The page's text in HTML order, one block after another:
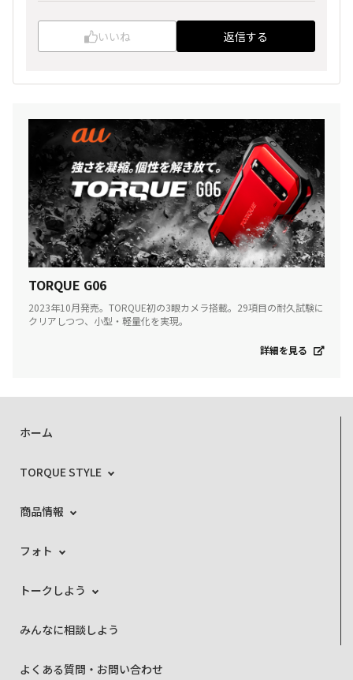
いいね 返信する
TORQUE G06
2023年10月発売。TORQUE初の3眼カメラ搭載。29項目の耐久試験に
クリアしつつ、小型・軽量化を実現。
詳細を見る
ホーム
TORQUE STYLE
商品情報
フォト
トークしよう
みんなに相談しよう
よくある質問・お問い合わせ